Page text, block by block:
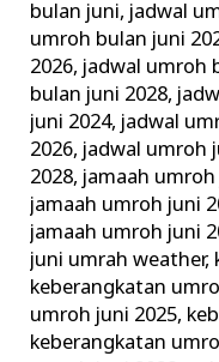
bulan juni, jadwal
umroh bulan juni
2026, jadwal umroh
bulan juni 2028,
juni 2024, jadwal
2026, jadwal umroh
2028, jamaah
jamaah umroh juni
jamaah umroh juni
juni umrah weather,
keberangkatan
umroh juni 2025,
keberangkatan